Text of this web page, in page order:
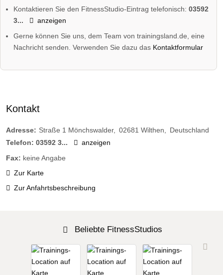
Kontaktieren Sie den FitnessStudio-Eintrag telefonisch:03592
3...
anzeigen
Gerne können Sie uns, dem Team von trainingsland.de, eine
Nachricht senden. Verwenden Sie dazu das Kontaktformular
Kontakt
Adresse: Straße 1 Mönchswalder 02681 Wilthen
Deutschland
Telefon: 03592 3...
anzeigen
Fax: keine Angabe
Zur Karte
Zur Anfahrtsbeschreibung
Beliebte FitnessStudios